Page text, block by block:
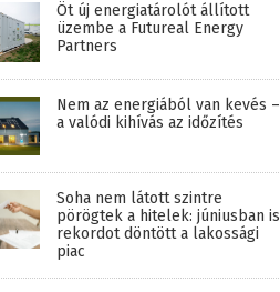
Öt új energiatárolót állított
üzembe a Futureal Energy
Partners
Nem az energiából van kevés –
a valódi kihívás az időzítés
Soha nem látott szintre
pörögtek a hitelek: júniusban is
rekordot döntött a lakossági
piac